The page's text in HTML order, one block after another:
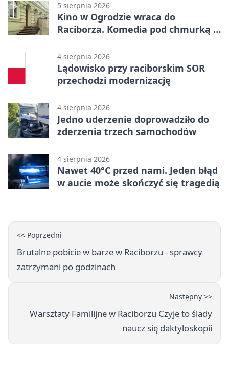
5 sierpnia 2026
Kino w Ogrodzie wraca do
Raciborza. Komedia pod chmurką w
4 sierpnia 2026
Lądowisko przy raciborskim SOR
przechodzi modernizację
4 sierpnia 2026
Jedno uderzenie doprowadziło do
zderzenia trzech samochodów
4 sierpnia 2026
Nawet 40°C przed nami. Jeden błąd
w aucie może skończyć się tragedią
<< Poprzedni
Brutalne pobicie w barze w Raciborzu - sprawcy
zatrzymani po godzinach
Następny >>
Warsztaty Familijne w Raciborzu Czyje to ślady
naucz się daktyloskopii